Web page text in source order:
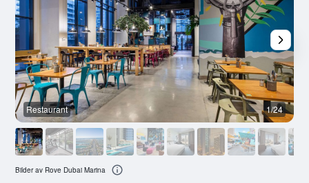
Restaurant 1/24
Bilder av Rove Dubai Marina